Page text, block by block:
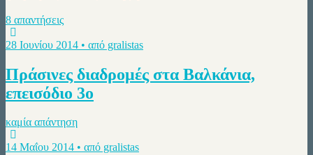
8 απαντήσεις
28 Ιουνίου 2014 • από gralistas
Πράσινες διαδρομές στα Βαλκάνια,
επεισόδιο 3ο
καμία απάντηση
14 Μαΐου 2014 • από gralistas